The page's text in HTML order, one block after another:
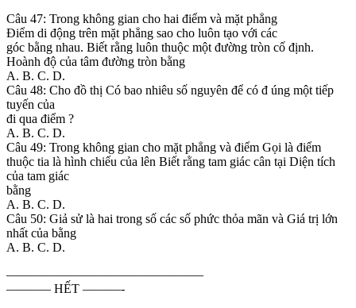
Câu 47: Trong không gian cho hai điểm và mặt phẳng
Điểm di động trên mặt phẳng sao cho luôn tạo với các
góc bằng nhau. Biết rằng luôn thuộc một đường tròn cố định.
Hoành độ của tâm đường tròn bằng
A. B. C. D.
Câu 48: Cho đồ thị Có bao nhiêu số nguyên để có đ úng một tiếp
tuyến của
đi qua điểm ?
A. B. C. D.
Câu 49: Trong không gian cho mặt phẳng và điểm Gọi là điểm
thuộc tia là hình chiếu của lên Biết rằng tam giác cân tại Diện tích
của tam giác
bằng
A. B. C. D.
Câu 50: Giả sử là hai trong số các số phức thỏa mãn và Giá trị lớn
nhất của bằng
A. B. C. D.
———————————————–
———– HẾT ———-